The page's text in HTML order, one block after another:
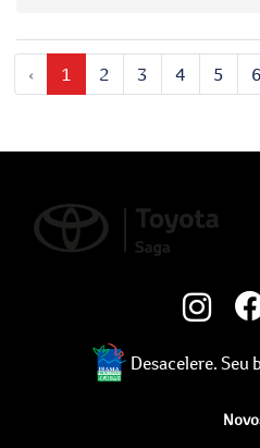
‹ 1 2 3 4 5 6
Desacelere. Seu